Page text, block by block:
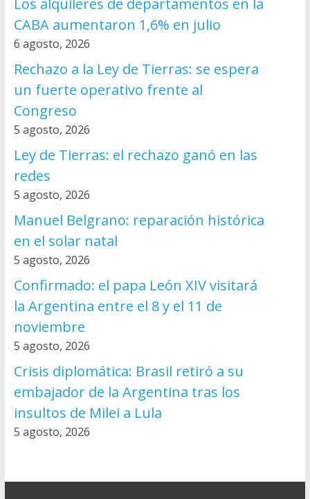
Los alquileres de departamentos en la
CABA aumentaron 1,6% en julio
6 agosto, 2026
Rechazo a la Ley de Tierras: se espera
un fuerte operativo frente al
Congreso
5 agosto, 2026
Ley de Tierras: el rechazo ganó en las
redes
5 agosto, 2026
Manuel Belgrano: reparación histórica
en el solar natal
5 agosto, 2026
Confirmado: el papa León XIV visitará
la Argentina entre el 8 y el 11 de
noviembre
5 agosto, 2026
Crisis diplomática: Brasil retiró a su
embajador de la Argentina tras los
insultos de Milei a Lula
5 agosto, 2026